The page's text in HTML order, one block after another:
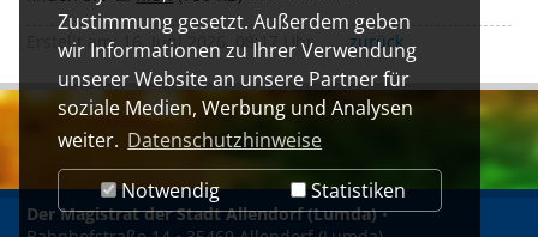
Zustimmung gesetzt. Außerdem geben
wir Informationen zu Ihrer Verwendung
unserer Website an unsere Partner für
soziale Medien, Werbung und Analysen
weiter. Datenschutzhinweise
Notwendig
Statistiken
Erstellt am: 16. Juni 2026, 08:17 Uhr zurück
Der Magistrat der Stadt Allendorf (Lumda)•